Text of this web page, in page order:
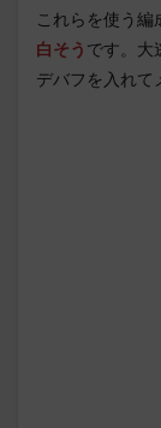
これらを使う編
白そう です。大
デバフを入れて